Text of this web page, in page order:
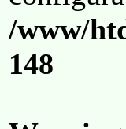
/www/
148